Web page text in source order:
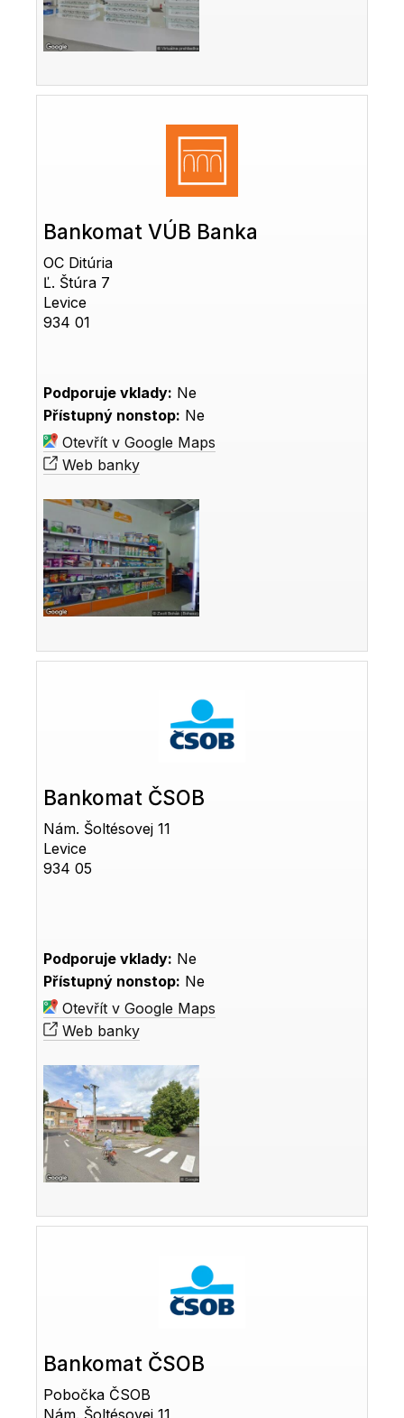
Bankomat VÚB Banka
OC Ditúria
Ľ. Štúra 7
Levice
934 01
Podporuje vklady: Ne
Přístupný nonstop: Ne
Otevřít v Google Maps
Web banky
Bankomat ČSOB
Nám. Šoltésovej 11
Levice
934 05
Podporuje vklady: Ne
Přístupný nonstop: Ne
Otevřít v Google Maps
Web banky
Bankomat ČSOB
Pobočka ČSOB
Nám. Šoltésovej 11